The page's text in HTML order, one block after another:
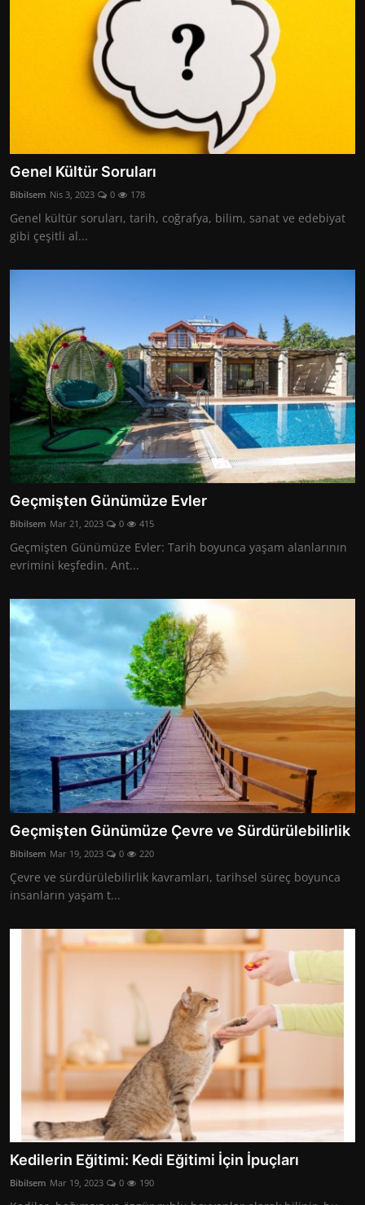
Genel Kültür Soruları
Bibilsem Nis 3, 2023 0 178
Genel kültür soruları, tarih, coğrafya, bilim, sanat ve edebiyat
gibi çeşitli al...
Geçmişten Günümüze Evler
Bibilsem Mar 21, 2023 0 415
Geçmişten Günümüze Evler: Tarih boyunca yaşam alanlarının
evrimini keşfedin. Ant...
Geçmişten Günümüze Çevre ve Sürdürülebilirlik
Bibilsem Mar 19, 2023 0 220
Çevre ve sürdürülebilirlik kavramları, tarihsel süreç boyunca
insanların yaşam t...
Kedilerin Eğitimi: Kedi Eğitimi İçin İpuçları
Bibilsem Mar 19, 2023 0 190